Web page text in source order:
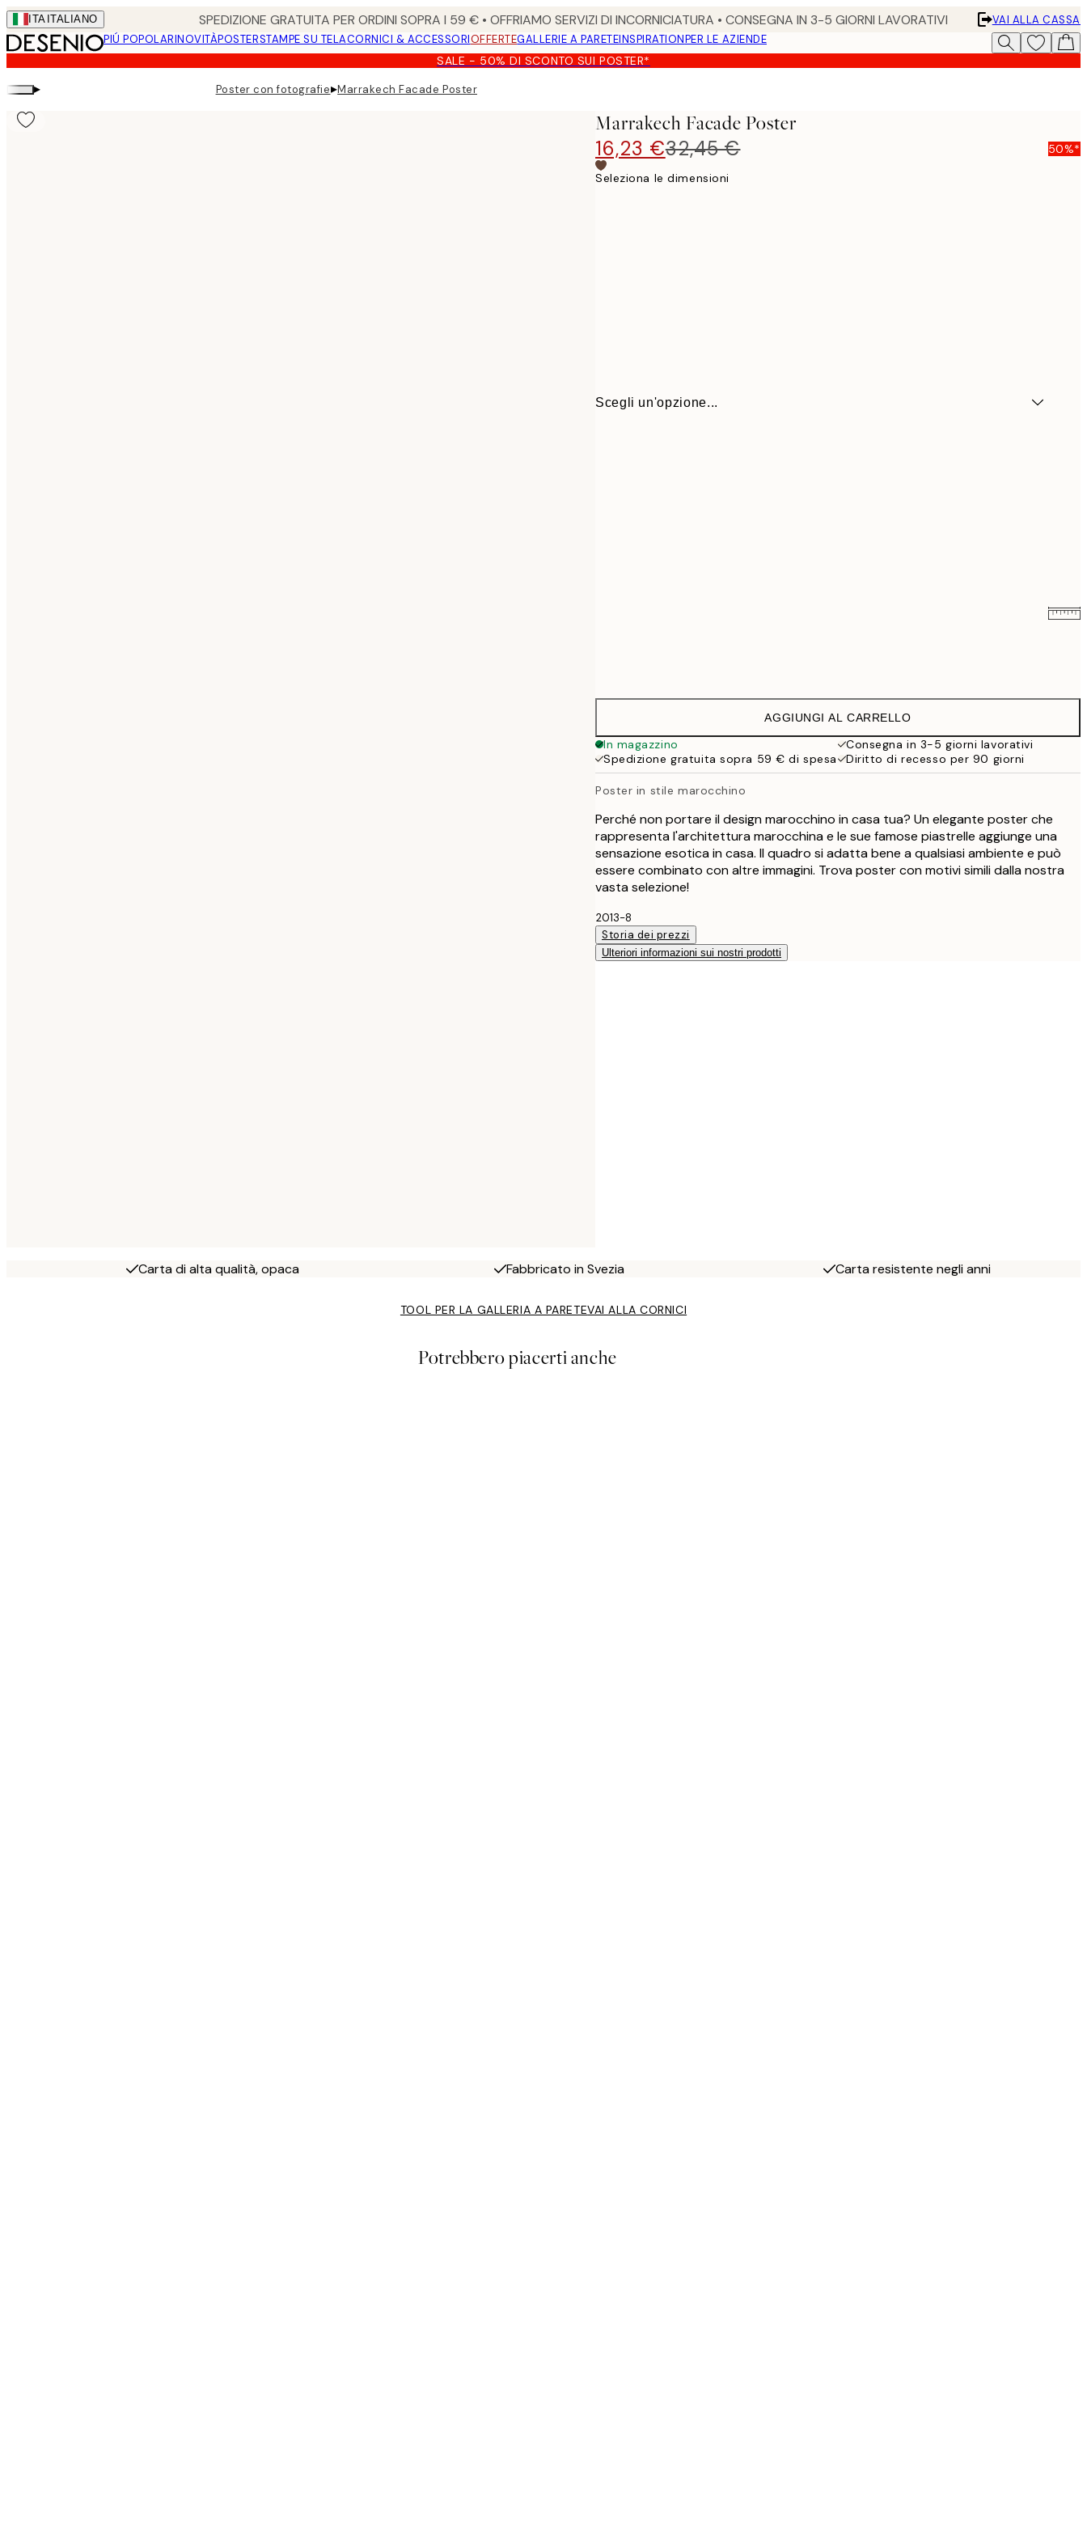
Skip
to
main
content.
ITA ITALIANO SPEDIZIONE GRATUITA PER ORDINI SOPRA I 59 € • OFFRIAMO SERVIZI DI INCORNICIATURA • CONSEGNA IN 3-5 GIORNI LAVORATIVI
VAI ALLA CASSA
PIÚ POPOLARINOVITÀPOSTERSTAMPE SU TELACORNICI & ACCESSORIOFFERTEGALLERIE A PARETEINSPIRATIONPER LE AZIENDE
SALE - 50% DI SCONTO SUI POSTER*
▸ Poster con fotografie▸Marrakech Facade Poster
Marrakech Facade Poster
16,23 €32,45 € 50%*
Seleziona le dimensioni
Scegli un'opzione...
AGGIUNGI AL CARRELLO
In magazzino
Consegna in 3-5 giorni lavorativi
Spedizione gratuita sopra 59 € di spesa
Diritto di recesso per 90 giorni
Poster in stile marocchino
Perché non portare il design marocchino in casa tua? Un elegante poster che
rappresenta l'architettura marocchina e le sue famose piastrelle aggiunge una
sensazione esotica in casa. Il quadro si adatta bene a qualsiasi ambiente e può
essere combinato con altre immagini. Trova poster con motivi simili dalla nostra
vasta selezione!
2013-8
Storia dei prezzi
Ulteriori informazioni sui nostri prodotti
Carta di alta qualità, opaca Fabbricato in Svezia Carta resistente negli anni
TOOL PER LA GALLERIA A PARETEVAI ALLA CORNICI
Potrebbero piacerti anche